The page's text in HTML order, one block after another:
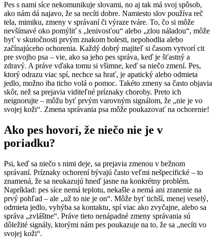
Pes s nami síce nekomunikuje slovami, no aj tak má svoj spôsob,
ako nám dá najavo, že sa necíti dobre. Namiesto slov používa reč
tela, mimiku, zmeny v správaní či výraze tváre. To, čo si môže
nevšímavé oko pomýliť s „lenivosťou“ alebo „zlou náladou“, môže
byť v skutočnosti prvým znakom bolesti, nepohodlia alebo
začínajúceho ochorenia. Každý dobrý majiteľ si časom vytvorí cit
pre svojho psa – vie, ako sa jeho pes správa, keď je šťastný a
zdravý. A práve vďaka tomu si všimne, keď sa niečo zmení. Pes,
ktorý odrazu viac spí, nechce sa hrať, je apatický alebo odmieta
jedlo, možno iba ticho volá o pomoc. Takéto zmeny sa často objavia
skôr, než sa prejavia viditeľné príznaky choroby. Preto ich
neignorujte – môžu byť prvým varovným signálom, že „nie je vo
svojej koži“. Zmena správania psa môže poukazovať na ochorenie!
Ako pes hovorí, že niečo nie je v
poriadku?
Psi, keď sa niečo s nimi deje, sa prejavia zmenou v bežnom
správaní. Príznaky ochorení bývajú často veľmi nešpecifické – to
znamená, že sa neukazujú hneď jasne na konkrétny problém.
Napríklad: pes síce nemá teplotu, nekašle a nemá ani zranenie na
prvý pohľad – ale „už to nie je on“. Môže byť tichší, menej veselý,
odmieta jedlo, vyhýba sa kontaktu, spí viac ako zvyčajne, alebo sa
správa „zvláštne“. Práve tieto nenápadné zmeny správania sú
dôležité signály, ktorými nám pes poukazuje na to, že sa „necíti vo
svojej koži“.